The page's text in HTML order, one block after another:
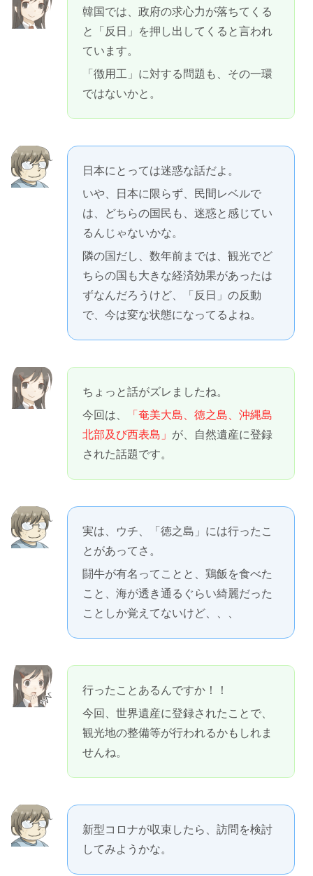
韓国では、政府の求心力が落ちてくる
と「反日」を押し出してくると言われ
ています。
「徴用工」に対する問題も、その一環
ではないかと。
日本にとっては迷惑な話だよ。
いや、日本に限らず、民間レベルで
は、どちらの国民も、迷惑と感じてい
るんじゃないかな。
隣の国だし、数年前までは、観光でど
ちらの国も大きな経済効果があったは
ずなんだろうけど、「反日」の反動
で、今は変な状態になってるよね。
ちょっと話がズレましたね。
今回は、
「奄美大島、徳之島、沖縄島
北部及び西表島」 が、自然遺産に登録
された話題です。
実は、ウチ、「徳之島」には行ったこ
とがあってさ。
闘牛が有名ってことと、鶏飯を食べた
こと、海が透き通るぐらい綺麗だった
ことしか覚えてないけど、、、
行ったことあるんですか！！
今回、世界遺産に登録されたことで、
観光地の整備等が行われるかもしれま
せんね。
新型コロナが収束したら、訪問を検討
してみようかな。